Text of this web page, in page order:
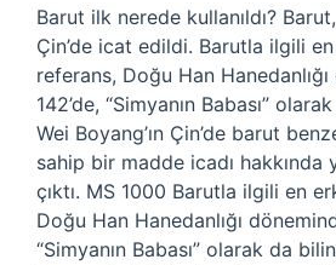
Barut ilk nerede kullanıldı?
Çin’de icat edildi. Barutla ilgili en
referans, Doğu Han
142’de, “Simyanın Babası”
Wei Boyang’ın Çin’de barut
sahip bir madde icadı hakkında
çıktı. MS 1000 Barutla ilgili en
Doğu Han Hanedanlığı
“Simyanın Babası” olarak da